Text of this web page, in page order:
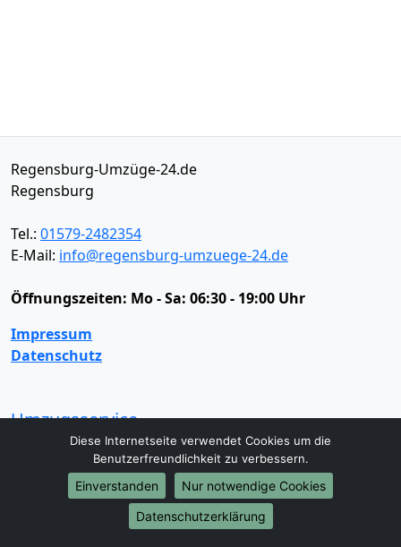
Regensburg-Umzüge-24.de
Regensburg
Tel.: 01579-2482354
E-Mail: info@regensburg-umzuege-24.de
Öffnungszeiten: Mo - Sa: 06:30 - 19:00 Uhr
Impressum
Datenschutz
Umzugsservice
Umzugsservice Behördenumzug
Büroumzug
Fernumzug
Firmenumzug
Laborumzug
Mini Umzug
Praxisumzug
Privatumzug
Studentenumzug
Halteverbotszone
Klaviertransport
Diese Internetseite verwendet Cookies um die
Benutzerfreundlichkeit zu verbessern.
Einverstanden
Nur notwendige Cookies
Datenschutzerklärung